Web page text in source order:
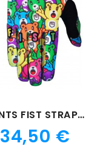
GANTS FIST STRAPPED YEAH BEARS
Prix
34,50 €